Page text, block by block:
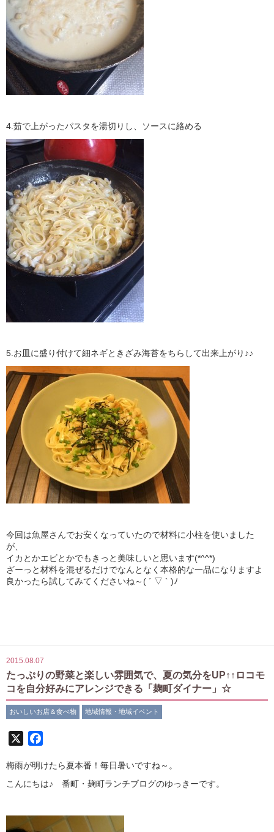
4.茹で上がったパスタを湯切りし、ソースに絡める
5.お皿に盛り付けて細ネギときざみ海苔をちらして出来上がり♪♪
今回は魚屋さんでお安くなっていたので材料に小柱を使いました
が、
イカとかエビとかでもきっと美味しいと思います(*^^*)
ざーっと材料を混ぜるだけでなんとなく本格的な一品になりますよ
良かったら試してみてくださいね～( ´ ▽ ` )ﾉ
2015.08.07
たっぷりの野菜と楽しい雰囲気で、夏の気分をUP↑↑ロコモ
コを自分好みにアレンジできる「麹町ダイナー」☆
おいしいお店＆食べ物 地域情報・地域イベント
梅雨が明けたら夏本番！毎日暑いですね～。
こんにちは♪ 番町・麹町ランチブログのゆっきーです。